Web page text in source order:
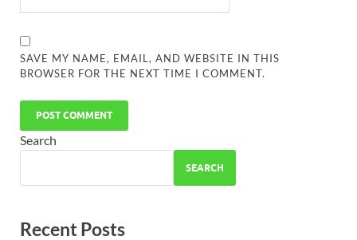
SAVE MY NAME, EMAIL, AND WEBSITE IN THIS
BROWSER FOR THE NEXT TIME I COMMENT.
Search
SEARCH
Recent Posts